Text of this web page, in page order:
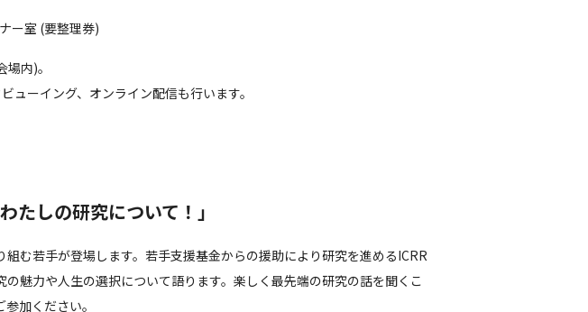
ー室 (要整理券)
内)。
ューイング、オンライン配信も行います。
たしの研究について！」
組む若手が登場します。若手支援基金からの援助により研究を進めるICRR
の魅力や人生の選択について語ります。楽しく最先端の研究の話を聞くこ
加ください。